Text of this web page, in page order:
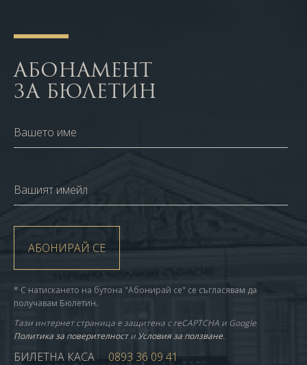
АБОНАМЕНТ
ЗА БЮЛЕТИН
Вашето име
Вашият имейл
АБОНИРАЙ СЕ
* С натискането на бутона "Абонирай се" се съгласявам да
получавам Бюлетин.
Тази интернет страница е защитена с reCAPTCHA и Google
Политика за поверителностиУсловия за ползване.
БИЛЕТНА КАСА 0893 36 09 41